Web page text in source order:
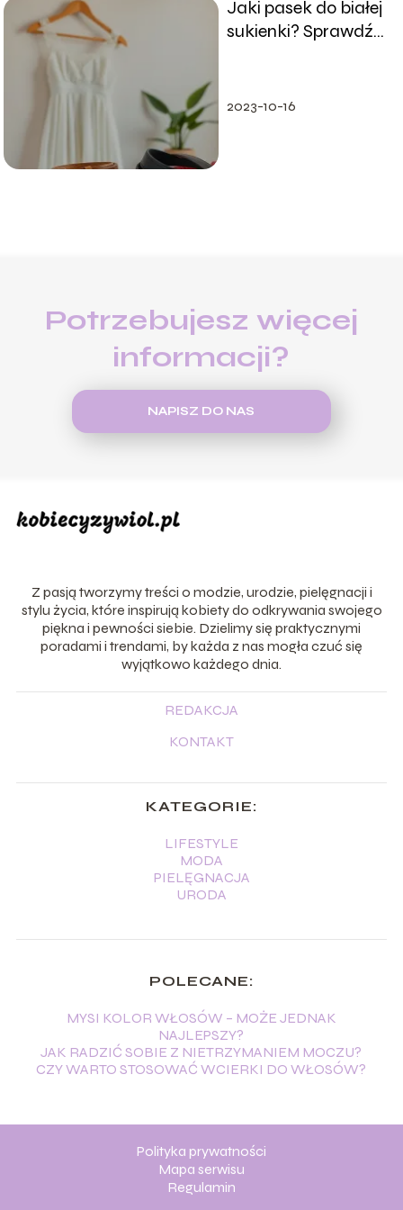
Jaki pasek do białej
sukienki? Sprawdź
2023-10-16
Potrzebujesz więcej
informacji?
NAPISZ DO NAS
Z pasją tworzymy treści o modzie, urodzie, pielęgnacji i
stylu życia, które inspirują kobiety do odkrywania swojego
piękna i pewności siebie. Dzielimy się praktycznymi
poradami i trendami, by każda z nas mogła czuć się
wyjątkowo każdego dnia.
REDAKCJA
KONTAKT
KATEGORIE:
LIFESTYLE
MODA
PIELĘGNACJA
URODA
POLECANE:
MYSI KOLOR WŁOSÓW – MOŻE JEDNAK
NAJLEPSZY?
JAK RADZIĆ SOBIE Z NIETRZYMANIEM MOCZU?
CZY WARTO STOSOWAĆ WCIERKI DO WŁOSÓW?
Polityka prywatności
Mapa serwisu
Regulamin